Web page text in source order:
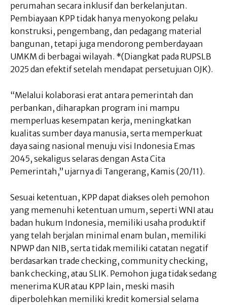
perumahan secara inklusif dan berkelanjutan.
Pembiayaan KPP tidak hanya menyokong pelaku
konstruksi, pengembang, dan pedagang material
bangunan, tetapi juga mendorong pemberdayaan
UMKM di berbagai wilayah. *(Diangkat pada RUPSLB
2025 dan efektif setelah mendapat persetujuan OJK).
“Melalui kolaborasi erat antara pemerintah dan
perbankan, diharapkan program ini mampu
memperluas kesempatan kerja, meningkatkan
kualitas sumber daya manusia, serta memperkuat
daya saing nasional menuju visi Indonesia Emas
2045, sekaligus selaras dengan Asta Cita
Pemerintah,” ujarnya di Tangerang, Kamis (20/11).
Sesuai ketentuan, KPP dapat diakses oleh pemohon
yang memenuhi ketentuan umum, seperti WNI atau
badan hukum Indonesia, memiliki usaha produktif
yang telah berjalan minimal enam bulan, memiliki
NPWP dan NIB, serta tidak memiliki catatan negatif
berdasarkan trade checking, community checking,
bank checking, atau SLIK. Pemohon juga tidak sedang
menerima KUR atau KPP lain, meski masih
diperbolehkan memiliki kredit komersial selama